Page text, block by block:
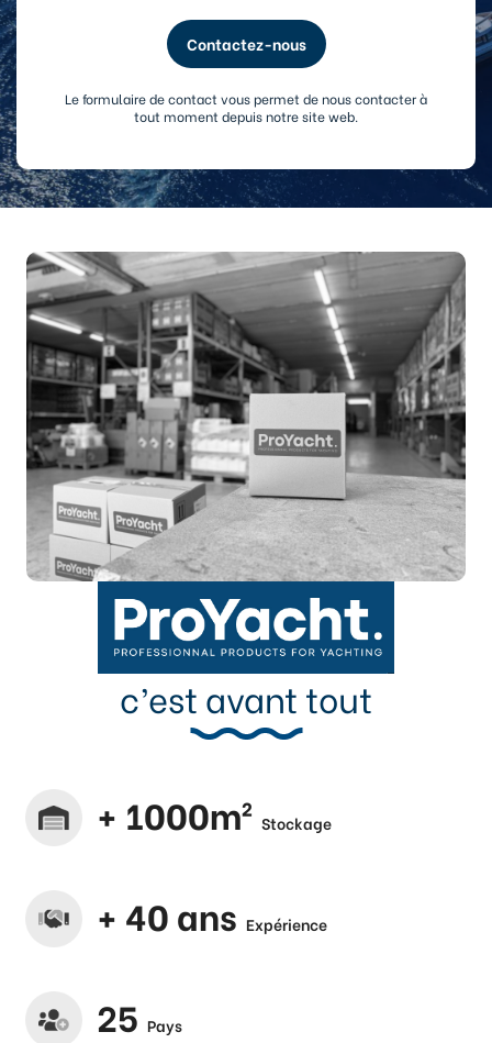
Contactez-nous
Le formulaire de contact vous permet de nous contacter à
tout moment depuis notre site web.
c’est avant tout
+ 1000m² Stockage
+ 40 ans Expérience
25 Pays